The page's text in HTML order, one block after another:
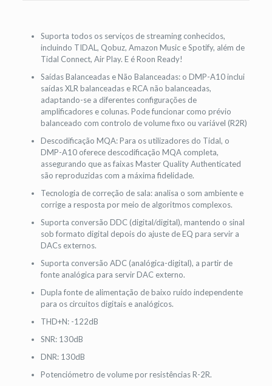
Suporta todos os serviços de streaming conhecidos,
incluindo TIDAL, Qobuz, Amazon Music e Spotify, além de
Tidal Connect, Air Play. E é Roon Ready!
Saídas Balanceadas e Não Balanceadas: o DMP-A10 inclui
saídas XLR balanceadas e RCA não balanceadas,
adaptando-se a diferentes configurações de
amplificadores e colunas. Pode funcionar como prévio
balanceado com controlo de volume fixo ou variável (R2R)
Descodificação MQA: Para os utilizadores do Tidal, o
DMP-A10 oferece descodificação MQA completa,
assegurando que as faixas Master Quality Authenticated
são reproduzidas com a máxima fidelidade.
Tecnologia de correção de sala: analisa o som ambiente e
corrige a resposta por meio de algoritmos complexos.
Suporta conversão DDC (digital/digital), mantendo o sinal
sob formato digital depois do ajuste de EQ para servir a
DACs externos.
Suporta conversão ADC (analógica-digital), a partir de
fonte analógica para servir DAC externo.
Dupla fonte de alimentação de baixo ruído independente
para os circuitos digitais e analógicos.
THD+N: -122dB
SNR: 130dB
DNR: 130dB
Potenciómetro de volume por resistências R-2R.